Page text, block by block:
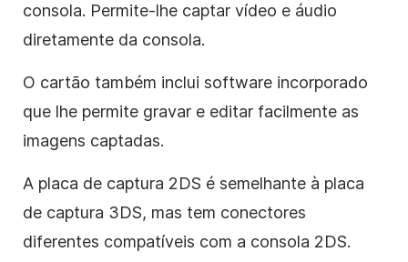
consola. Permite-lhe captar vídeo e áudio
diretamente da consola.
O cartão também inclui software incorporado
que lhe permite gravar e editar facilmente as
imagens captadas.
A placa de captura 2DS é semelhante à placa
de captura 3DS, mas tem conectores
diferentes compatíveis com a consola 2DS.